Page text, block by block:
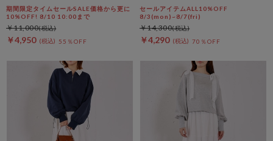
メイドキャミｏｐＳＥＴ
期間限定タイムセールSALE価格から更に
10%OFF! 8/10 10:00まで
￥4,950 55％OFF
￥11,000
セールアイテムALL10%OFF
8/3(mon)~8/7(fri)
￥4,290 70％OFF
￥14,300